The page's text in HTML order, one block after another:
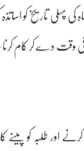
وقت دے کر کام
اور طلبہ کو